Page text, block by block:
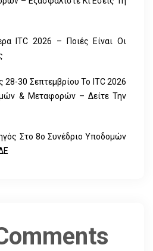
ITC 2026 – Ποιές Είναι Οι
28-30 Σεπτεμβρίου Το ITC 2026
& Μεταφορών – Δείτε Την
Στο 8ο Συνέδριο Υποδομών